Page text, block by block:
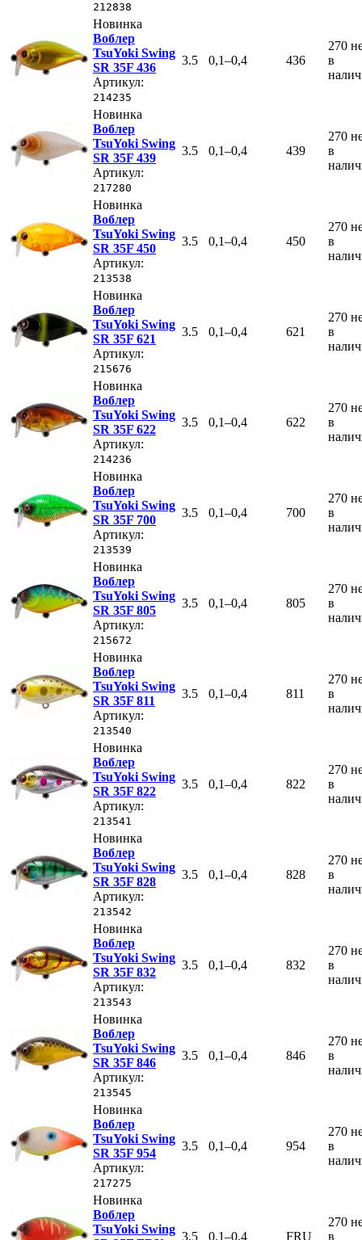
212838
Новинка
Воблер
TsuYoki Swing
SR 35F 436
Артикул:
214235
3.5 0,1–0,4 436
270
в
Новинка
Воблер
TsuYoki Swing
SR 35F 439
Артикул:
217280
3.5 0,1–0,4 439
270
в
Новинка
Воблер
TsuYoki Swing
SR 35F 450
Артикул:
213538
3.5 0,1–0,4 450
270
в
Новинка
Воблер
TsuYoki Swing
SR 35F 621
Артикул:
215676
3.5 0,1–0,4 621
270
в
Новинка
Воблер
TsuYoki Swing
SR 35F 622
Артикул:
214236
3.5 0,1–0,4 622
270
в
Новинка
Воблер
TsuYoki Swing
SR 35F 700
Артикул:
213539
3.5 0,1–0,4 700
270
в
Новинка
Воблер
TsuYoki Swing
SR 35F 805
Артикул:
215672
3.5 0,1–0,4 805
270
в
Новинка
Воблер
TsuYoki Swing
SR 35F 811
Артикул:
213540
3.5 0,1–0,4 811
270
в
Новинка
Воблер
TsuYoki Swing
SR 35F 822
Артикул:
213541
3.5 0,1–0,4 822
270
в
Новинка
Воблер
TsuYoki Swing
SR 35F 828
Артикул:
213542
3.5 0,1–0,4 828
270
в
Новинка
Воблер
TsuYoki Swing
SR 35F 832
Артикул:
213543
3.5 0,1–0,4 832
270
в
Новинка
Воблер
TsuYoki Swing
SR 35F 846
Артикул:
213545
3.5 0,1–0,4 846
270
в
Новинка
Воблер
TsuYoki Swing
SR 35F 954
Артикул:
217275
3.5 0,1–0,4 954
270
в
Новинка
Воблер
TsuYoki Swing
3.5 0,1–0,4 FRU
270
в